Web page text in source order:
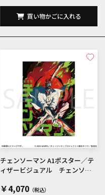
買い物かごに入れる
チェンソーマン A1ポスター／テ
ィザービジュアル チェンソー
￥4,070